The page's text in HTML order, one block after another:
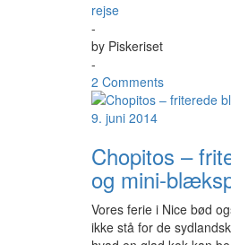
rejse
-
by Piskeriset
-
2 Comments
9. juni 2014
Chopitos –
og mini-
Vores ferie i Nice bød
ikke stå for de